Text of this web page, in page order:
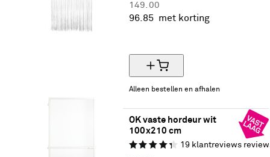
149. 00
96. 85 met korting
Alleen bestellen en afhalen
OK vaste hordeur wit
100x210 cm
19 klantreviews